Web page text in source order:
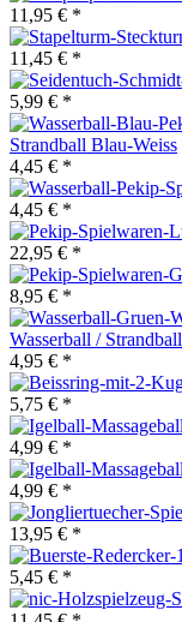
11,95 € *
11,45 € *
5,99 € *
Strandball Blau-Weiss
4,45 € *
4,45 € *
22,95 € *
8,95 € *
Wasserball /
4,95 € *
5,75 € *
4,99 € *
4,99 € *
13,95 € *
5,45 € *